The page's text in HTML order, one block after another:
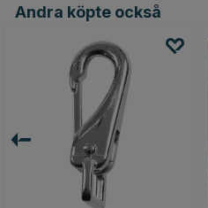
Andra köpte också